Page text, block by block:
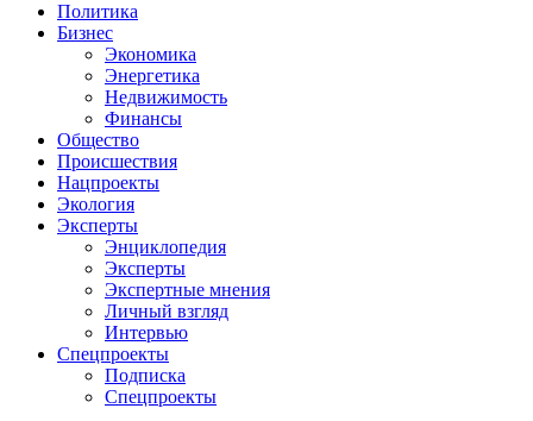
Политика
Бизнес
Экономика
Энергетика
Недвижимость
Финансы
Общество
Происшествия
Нацпроекты
Экология
Эксперты
Энциклопедия
Эксперты
Экспертные мнения
Личный взгляд
Интервью
Спецпроекты
Подписка
Спецпроекты